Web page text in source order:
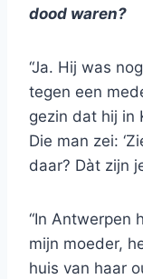
dood waren?
“Ja. Hij was
tegen een
gezin dat hij in
Die man zei:
daar? Dàt zijn
“In Antwerpen
mijn moeder,
huis van haar